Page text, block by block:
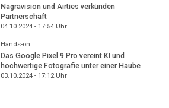
Nagravision und Airties verkünden
Partnerschaft
04.10.2024 - 17:54Uhr
Hands-on
Das Google Pixel 9 Pro vereint KI und
hochwertige Fotografie unter einer Haube
03.10.2024 - 17:12Uhr